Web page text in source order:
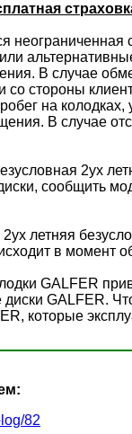
В случае
стороны
на
В случае
2ух
сообщить
летняя
в момент
GALFER
диски GALFER.
которые
82